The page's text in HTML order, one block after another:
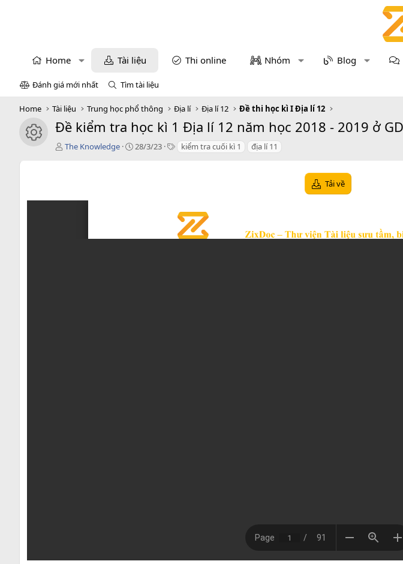
Home Tài liệu Thi online Nhóm Blog
Đánh giá mới nhất Tìm tài liệu
Home Tài liệu Trung học phổ thông Địa lí Địa lí 12 Đề thi học kì I Địa lí 12
icon tài liệu
Đề kiểm tra học kì 1 Địa lí 12 năm học 2018 - 2019 ở
T
ả
The Knowledge
C
28/3/23
T kiểm tra cuối kì 1 địa lí 11
Tải về